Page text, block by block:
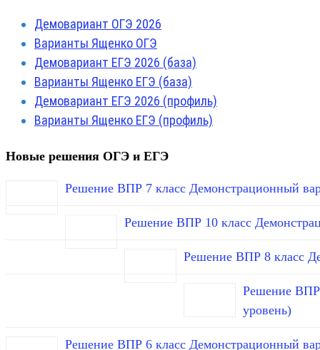
Демовариант ОГЭ 2026
Варианты Ященко ОГЭ
Демовариант ЕГЭ 2026 (база)
Варианты Ященко ЕГЭ (база)
Демовариант ЕГЭ 2026 (профиль)
Варианты Ященко ЕГЭ (профиль)
Новые решения ОГЭ и ЕГЭ
Решение ВПР 7 класс Демонстрационный
Решение ВПР 10 класс
Решение ВПР 8 класс
Решение ВПР
уровень)
Решение ВПР 6 класс Демонстрационный